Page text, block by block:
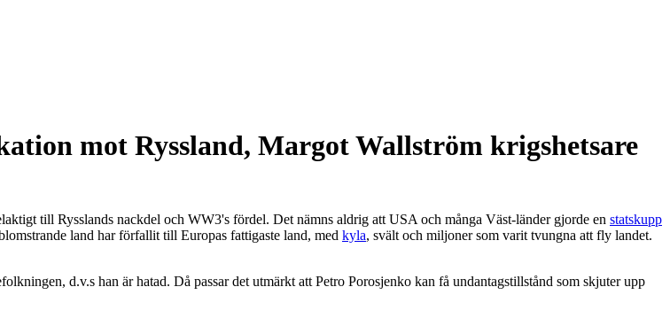
mot Ryssland, Margot Wallström krigshetsare
till Rysslands nackdel och WW3's fördel. Det nämns aldrig att USA och många Väst-länder gjorde en statskupp
land har förfallit till Europas fattigaste land, med kyla, svält och miljoner som varit tvungna att fly landet.
d.v.s han är hatad. Då passar det utmärkt att Petro Porosjenko kan få undantagstillstånd som skjuter upp